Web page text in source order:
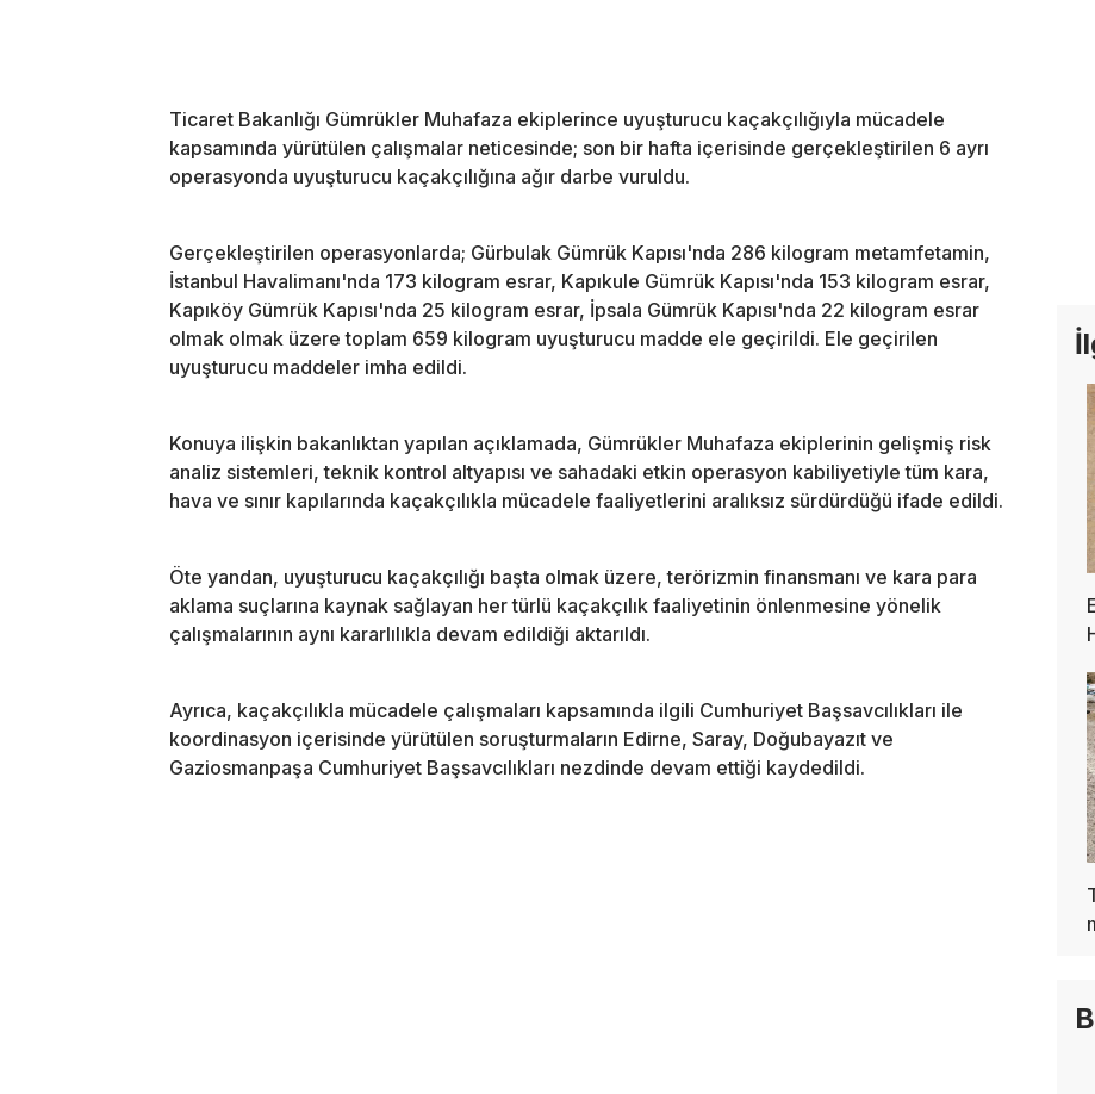
Ticaret Bakanlığı Gümrükler Muhafaza ekiplerince uyuşturucu kaçakçılığıyla mücadele
kapsamında yürütülen çalışmalar neticesinde; son bir hafta içerisinde gerçekleştirilen 6 ayrı
operasyonda uyuşturucu kaçakçılığına ağır darbe vuruldu.
Gerçekleştirilen operasyonlarda; Gürbulak Gümrük Kapısı'nda 286 kilogram metamfetamin,
İstanbul Havalimanı'nda 173 kilogram esrar, Kapıkule Gümrük Kapısı'nda 153 kilogram esrar,
Kapıköy Gümrük Kapısı'nda 25 kilogram esrar, İpsala Gümrük Kapısı'nda 22 kilogram esrar
olmak olmak üzere toplam 659 kilogram uyuşturucu madde ele geçirildi. Ele geçirilen
uyuşturucu maddeler imha edildi.
Konuya ilişkin bakanlıktan yapılan açıklamada, Gümrükler Muhafaza ekiplerinin gelişmiş risk
analiz sistemleri, teknik kontrol altyapısı ve sahadaki etkin operasyon kabiliyetiyle tüm kara,
hava ve sınır kapılarında kaçakçılıkla mücadele faaliyetlerini aralıksız sürdürdüğü ifade edildi.
Öte yandan, uyuşturucu kaçakçılığı başta olmak üzere, terörizmin finansmanı ve kara para
aklama suçlarına kaynak sağlayan her türlü kaçakçılık faaliyetinin önlenmesine yönelik
çalışmalarının aynı kararlılıkla devam edildiği aktarıldı.
Ayrıca, kaçakçılıkla mücadele çalışmaları kapsamında ilgili Cumhuriyet Başsavcılıkları ile
koordinasyon içerisinde yürütülen soruşturmaların Edirne, Saray, Doğubayazıt ve
Gaziosmanpaşa Cumhuriyet Başsavcılıkları nezdinde devam ettiği kaydedildi.